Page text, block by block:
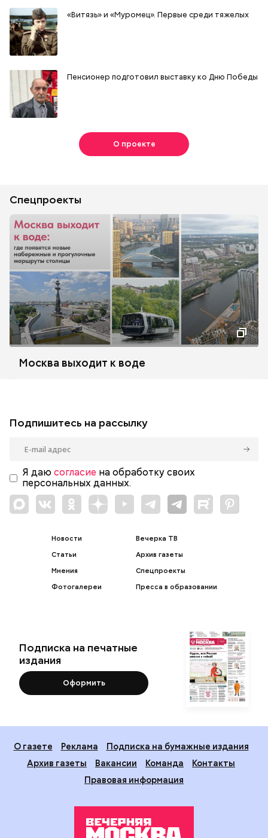
«Витязь» и «Муромец». Первые среди тяжелых
Пенсионер подготовил выставку ко Дню Победы
О проекте
Спецпроекты
Москва выходит к воде
Подпишитесь на рассылку
Я даю согласие на обработку своих
персональных данных.
Новости
Статьи
Мнения
Фотогалереи
Вечерка ТВ
Архив газеты
Спецпроекты
Пресса в образовании
Подписка на печатные
издания
Оформить
О газете Реклама
Подписка на бумажные издания
Архив газеты
Вакансии Команда
Контакты
Правовая информация